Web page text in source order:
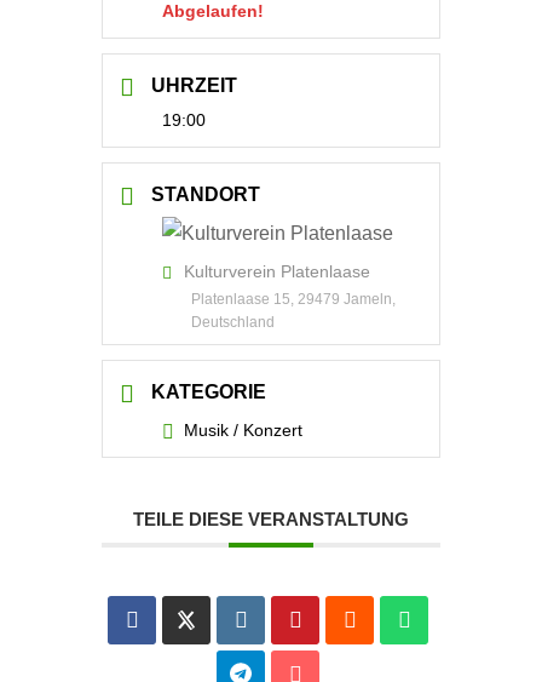
Abgelaufen!
UHRZEIT
19:00
STANDORT
Kulturverein Platenlaase
Platenlaase 15, 29479 Jameln,
Deutschland
KATEGORIE
Musik / Konzert
TEILE DIESE VERANSTALTUNG